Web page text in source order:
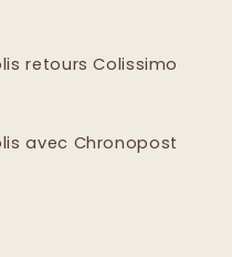
retours Colissimo
avec Chronopost